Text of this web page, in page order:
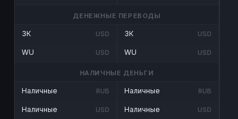
ДЕНЕЖНЫЕ ПЕРЕВОДЫ
ЗК USD
WU USD
ЗК USD
WU USD
НАЛИЧНЫЕ ДЕНЬГИ
Наличные RUB
Наличные USD
Наличные RUB
Наличные USD